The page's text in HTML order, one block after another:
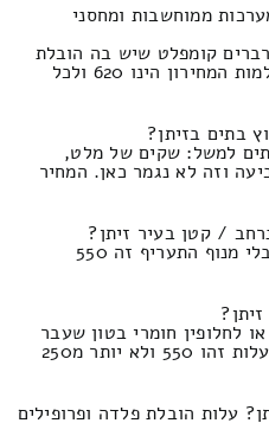
ממוחשבות ומחסני
קומפלט שיש בה הובלת
החומרות הובלת חדר שרתים בשלמות המחירון הינו 620 ולכל
בתים בזיתן?
למשל: שקים של מלט,
וזה לא נגמר כאן. המחיר
/ קטן בעיר זיתן?
תעריף הובלה של ארונית חשמל בלי מנוף התעריף זה 550
לחלופין חומרי בטון שעבר
החלקה, בשילוב סחיבה ומארז העלות זהו 550 ולא יותר מ250
עלות הובלת פלדה ופרופילים